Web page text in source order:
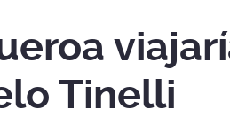
Tinelli